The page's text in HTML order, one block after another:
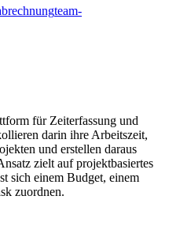
team-
für Zeiterfassung und
darin ihre Arbeitszeit,
und erstellen daraus
zielt auf projektbasiertes
sich einem Budget, einem
zuordnen.